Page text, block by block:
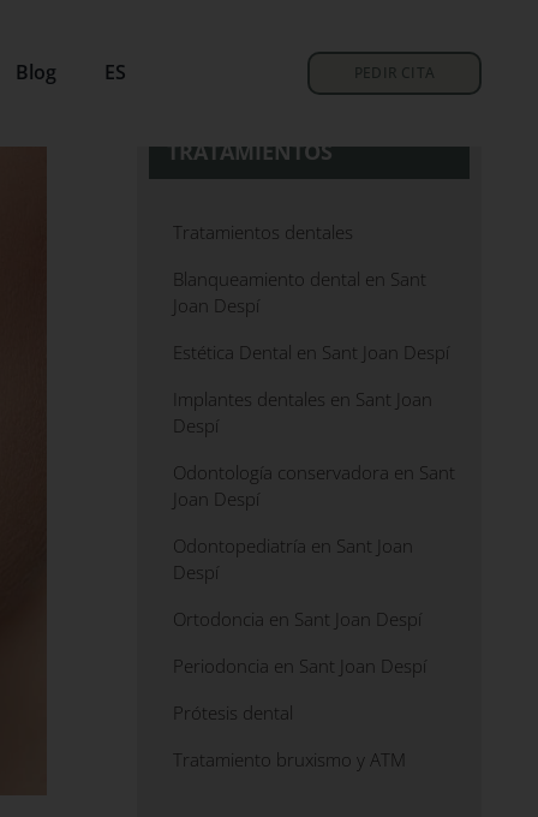
Blog ES PEDIR CITA
TRATAMIENTOS
Tratamientos dentales
Blanqueamiento dental en Sant
Joan Despí
Estética Dental en Sant Joan Despí
Implantes dentales en Sant Joan
Despí
Odontología conservadora en Sant
Joan Despí
Odontopediatría en Sant Joan
Despí
Ortodoncia en Sant Joan Despí
Periodoncia en Sant Joan Despí
Prótesis dental
Tratamiento bruxismo y ATM